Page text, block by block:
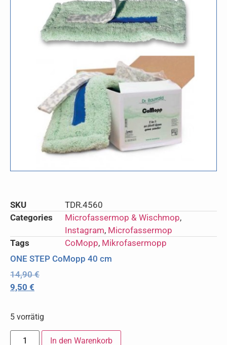
SKU
TDR.4560
Categories
Microfassermop & Wischmop,
Instagram, Microfassermop
Tags
CoMopp, Mikrofasermopp
ONE STEP CoMopp 40 cm
14,90€
9,50 €
5 vorrätig
In den Warenkorb